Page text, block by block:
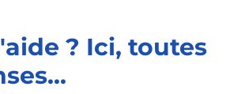
? Ici, toutes